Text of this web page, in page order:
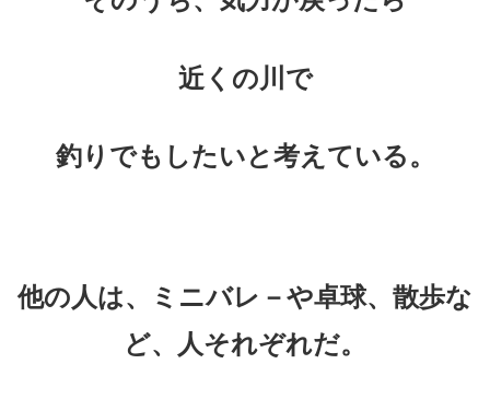
近くの川で
釣りでもしたいと考えている。
他の人は、ミニバレ－や卓球、散歩な
ど、人それぞれだ。